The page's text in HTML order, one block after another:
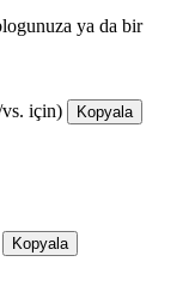
ya da bir
vs. için) Kopyala
Kopyala